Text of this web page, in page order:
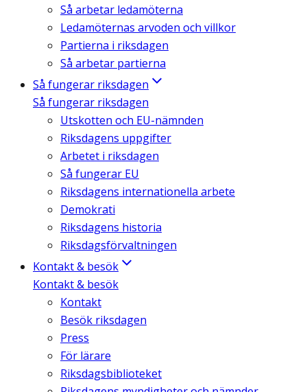
Så arbetar ledamöterna
Ledamöternas arvoden och villkor
Partierna i riksdagen
Så arbetar partierna
Så fungerar riksdagen
Så fungerar riksdagen
Utskotten och EU-nämnden
Riksdagens uppgifter
Arbetet i riksdagen
Så fungerar EU
Riksdagens internationella arbete
Demokrati
Riksdagens historia
Riksdagsförvaltningen
Kontakt & besök
Kontakt & besök
Kontakt
Besök riksdagen
Press
För lärare
Riksdagsbiblioteket